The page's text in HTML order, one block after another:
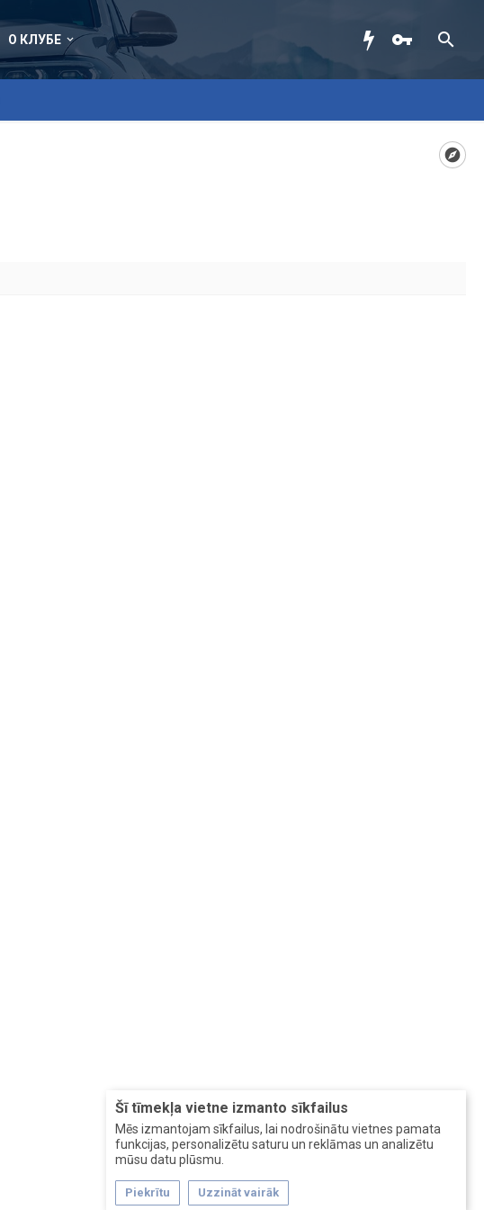
О КЛУБЕ
Šī tīmekļa vietne izmanto sīkfailus
Mēs izmantojam sīkfailus, lai nodrošinātu vietnes pamata
funkcijas, personalizētu saturu un reklāmas un analizētu
mūsu datu plūsmu.
Piekrītu Uzzināt vairāk